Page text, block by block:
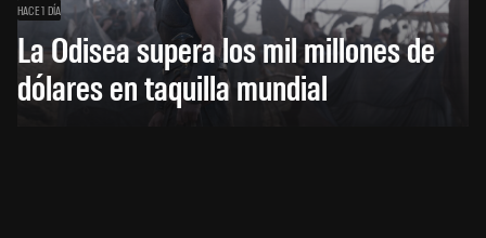
HACE 1 DÍA
La Odisea supera los mil millones de
dólares en taquilla mundial